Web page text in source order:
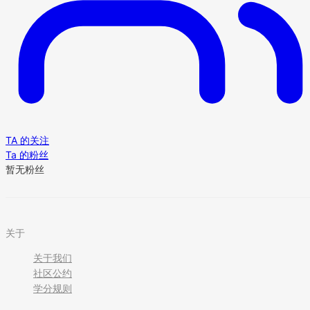
TA 的关注
Ta 的粉丝
暂无粉丝
关于
关于我们
社区公约
学分规则